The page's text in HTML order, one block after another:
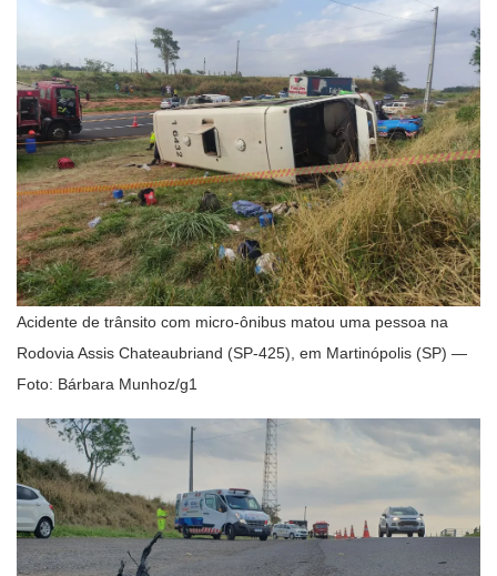
Acidente de trânsito com micro-ônibus matou uma pessoa na
Rodovia Assis Chateaubriand (SP-425), em Martinópolis (SP) —
Foto: Bárbara Munhoz/g1